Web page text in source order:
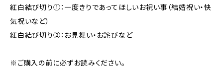
紅白結び切り①：一度きりであってほしいお祝い事（結婚祝い・快
気祝いなど）
紅白結び切り②：お見舞い・お詫びなど
※ご購入の前に必ずお読みください。